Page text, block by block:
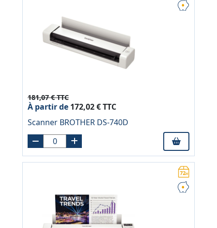
181,07 € TTC
À partir de 172,02 € TTC
Scanner BROTHER DS-740D